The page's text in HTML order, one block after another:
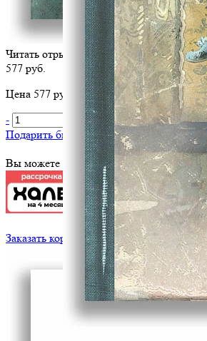
Читать отрывок
577 руб.
Цена 577 руб. за 1 шт
-
+ В корзину
Подарить библиотеке?
Вы можете оплатить эту книгу картой
Заказать корпоративный тираж